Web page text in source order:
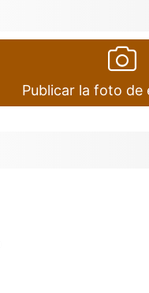
Publicar la foto de